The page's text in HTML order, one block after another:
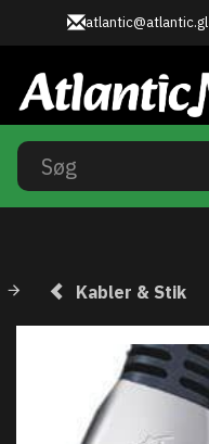
atlantic@atlantic.gl
Kabler & Stik